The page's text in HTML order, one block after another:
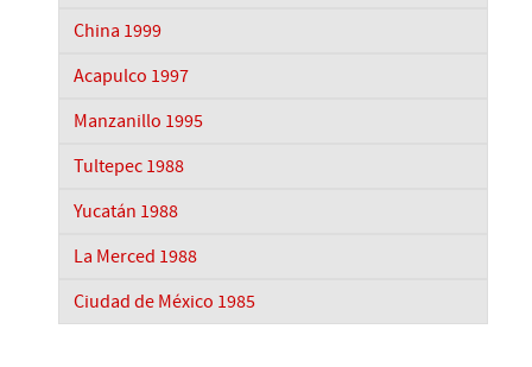
China 1999
Acapulco 1997
Manzanillo 1995
Tultepec 1988
Yucatán 1988
La Merced 1988
Ciudad de México 1985